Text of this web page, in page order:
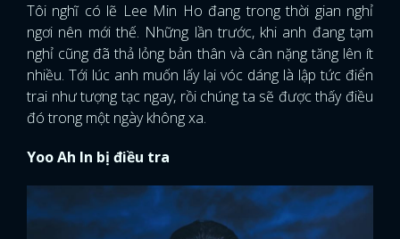
Tôi nghĩ có lẽ Lee Min Ho đang trong thời gian nghỉ
ngơi nên mới thế. Những lần trước, khi anh đang tạm
nghỉ cũng đã thả lỏng bản thân và cân nặng tăng lên ít
nhiều. Tới lúc anh muốn lấy lại vóc dáng là lập tức điển
trai như tượng tạc ngay, rồi chúng ta sẽ được thấy điều
đó trong một ngày không xa.
Yoo Ah In bị điều tra